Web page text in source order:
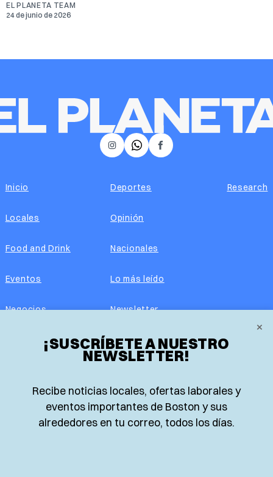
EL PLANETA TEAM
24 de junio de 2026
×
¡SUSCRÍBETE A NUESTRO
NEWSLETTER!
Recibe noticias locales, ofertas laborales y
eventos importantes de Boston y sus
alrededores en tu correo, todos los días.
𝕏 Facebook
Instagram
Inicio
Locales
Food and Drink
Eventos
Negocios
Real Estate
Guía de Recursos
Deportes
Opinión
Nacionales
Lo más leído
Newsletter
Edición impresa
Advertise with us
Research